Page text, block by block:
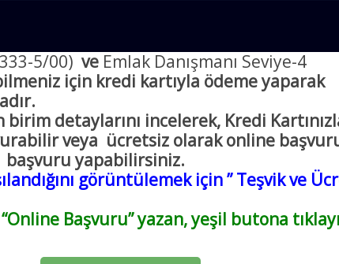
5/00) ve Emlak Danışmanı Seviye-4
için kredi kartıyla ödeme yaparak
detaylarını incelerek, Kredi
veya ücretsiz olarak online
yapabilirsiniz.
görüntülemek için ” Teşvik ve
Başvuru” yazan, yeşil butona